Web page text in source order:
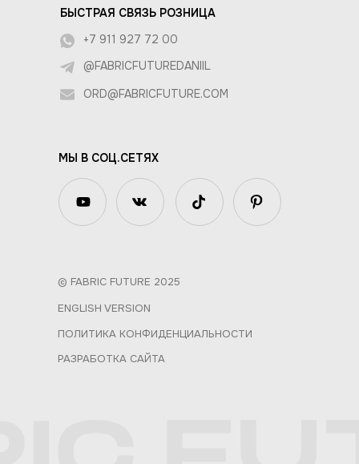
БЫСТРАЯ СВЯЗЬ РОЗНИЦА
МЫ В СОЦ.СЕТЯХ
© FABRIC FUTURE 2025
ENGLISH VERSION
ПОЛИТИКА КОНФИДЕНЦИАЛЬНОСТИ
РАЗРАБОТКА САЙТА
+7 911 927 72 00
@FABRICFUTUREDANIIL
ORD@FABRICFUTURE.COM